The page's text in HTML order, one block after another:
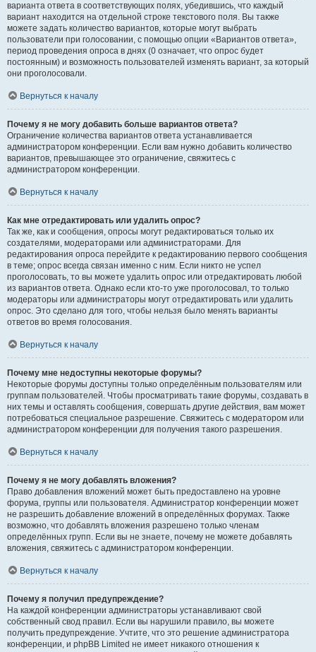
варианта ответа в соответствующих полях, убедившись, что каждый
вариант находится на отдельной строке текстового поля. Вы также
можете задать количество вариантов, которые могут выбрать
пользователи при голосовании, с помощью опции «Вариантов ответа»,
период проведения опроса в днях (0 означает, что опрос будет
постоянным) и возможность пользователей изменять вариант, за который
они проголосовали.
Вернуться к началу
Почему я не могу добавить больше вариантов ответа?
Ограничение количества вариантов ответа устанавливается
администратором конференции. Если вам нужно добавить количество
вариантов, превышающее это ограничение, свяжитесь с
администратором конференции.
Вернуться к началу
Как мне отредактировать или удалить опрос?
Так же, как и сообщения, опросы могут редактироваться только их
создателями, модераторами или администраторами. Для
редактирования опроса перейдите к редактированию первого сообщения
в теме; опрос всегда связан именно с ним. Если никто не успел
проголосовать, то вы можете удалить опрос или отредактировать любой
из вариантов ответа. Однако если кто-то уже проголосовал, то только
модераторы или администраторы могут отредактировать или удалить
опрос. Это сделано для того, чтобы нельзя было менять варианты
ответов во время голосования.
Вернуться к началу
Почему мне недоступны некоторые форумы?
Некоторые форумы доступны только определённым пользователям или
группам пользователей. Чтобы просматривать такие форумы, создавать в
них темы и оставлять сообщения, совершать другие действия, вам может
потребоваться специальное разрешение. Свяжитесь с модератором или
администратором конференции для получения такого разрешения.
Вернуться к началу
Почему я не могу добавлять вложения?
Право добавления вложений может быть предоставлено на уровне
форума, группы или пользователя. Администратор конференции может
не разрешить добавление вложений в определённых форумах. Также
возможно, что добавлять вложения разрешено только членам
определённых групп. Если вы не знаете, почему не можете добавлять
вложения, свяжитесь с администратором конференции.
Вернуться к началу
Почему я получил предупреждение?
На каждой конференции администраторы устанавливают свой
собственный свод правил. Если вы нарушили правило, вы можете
получить предупреждение. Учтите, что это решение администратора
конференции, и phpBB Limited не имеет никакого отношения к